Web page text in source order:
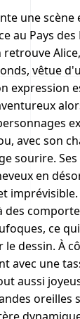
une
au Pays
vêtue
expression
avec son
sourire.
en
des
ce
dessin. À
avec une
aussi
oreilles